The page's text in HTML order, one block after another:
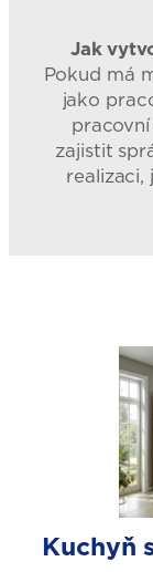
Jak
Pokud má
jako
zajistit
realizaci,
Kuchyň